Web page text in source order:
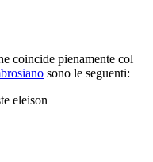
coincide pienamente col
sono le seguenti:
eleison